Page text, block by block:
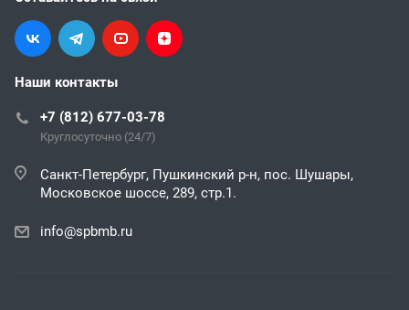
Наши контакты
+7 (812) 677-03-78
Круглосуточно (24/7)
Санкт-Петербург, Пушкинский р-н, пос. Шушары,
Московское шоссе, 289, стр.1.
info@spbmb.ru